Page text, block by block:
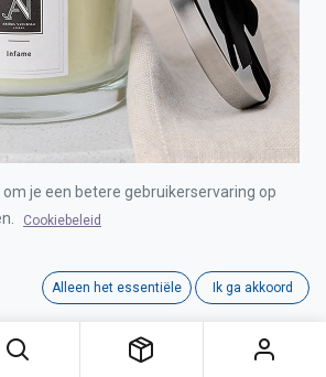
MINIMALIST LUXE CANDLE
je een betere gebruikerservaring op
Cookiebeleid
Alleen het essentiële Ik ga akkoord